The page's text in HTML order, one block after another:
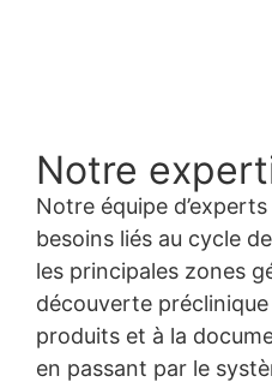
Notre
Notre équipe
besoins liés au cycle
les principales zones
découverte
produits et à la
en passant par le